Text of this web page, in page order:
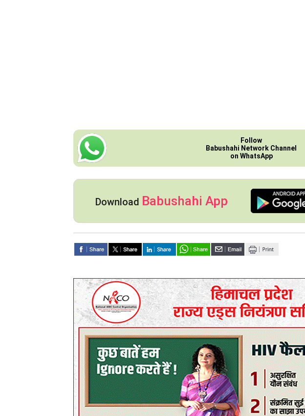
Follow
Babushahi Network Channel
on WhatsApp
Download Babushahi App